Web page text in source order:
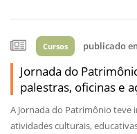
Cursos publicado
Jornada do
palestras, oficinas e
A Jornada do Patrimônio teve
atividades culturais,